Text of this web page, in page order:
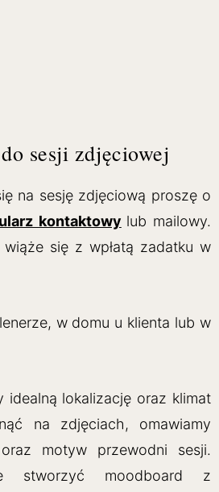
sesji zdjęciowej
na sesję zdjęciową proszę o
kontaktowy lub mailowy.
wiąże się z wpłatą zadatku w
w domu u klienta lub w
idealną lokalizację oraz klimat
na zdjęciach, omawiamy
motyw przewodni sesji.
stworzyć moodboard z